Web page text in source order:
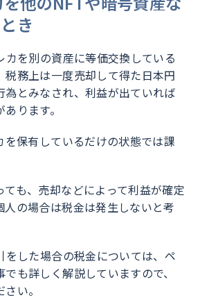
き
カを別の資産に等価交換している
税務上は一度売却して得た日本円
為とみなされ、利益が出ていれば
ります。
を保有しているだけの状態では課
ても、売却などによって利益が確定
人の場合は税金は発生しないと考
をした場合の税金については、ペ
も詳しく解説していますので、
い。